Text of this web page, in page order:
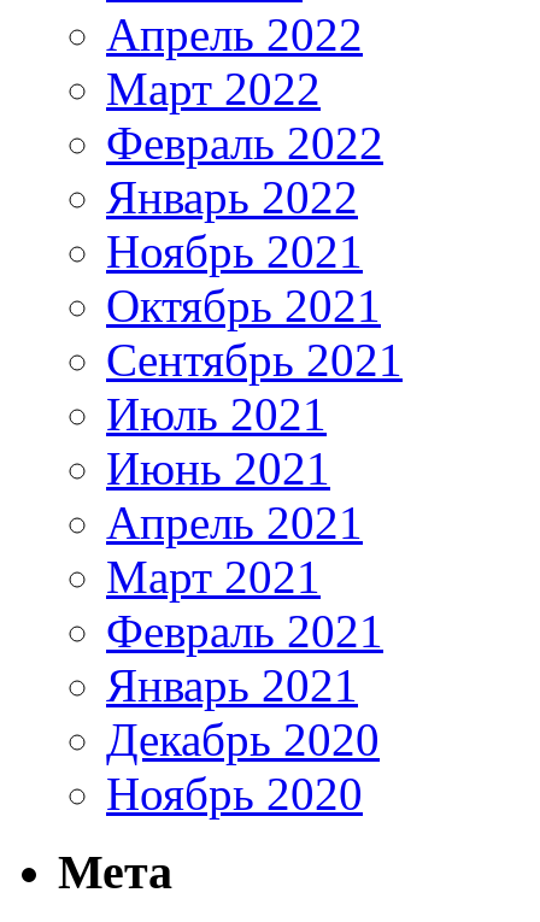
Апрель 2022
Март 2022
Февраль 2022
Январь 2022
Ноябрь 2021
Октябрь 2021
Сентябрь 2021
Июль 2021
Июнь 2021
Апрель 2021
Март 2021
Февраль 2021
Январь 2021
Декабрь 2020
Ноябрь 2020
Мета